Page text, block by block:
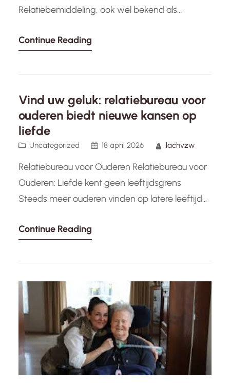
Relatiebemiddeling, ook wel bekend als
populairder wordt in onze moderne
is en online dating vaak oppervlakkig blijkt te
professionele hulp bij het vinden van een
geschikte partner.…
Continue Reading
Vind uw geluk: relatiebureau voor
ouderen biedt nieuwe kansen op
liefde
Uncategorized 18 april 2026 lachvzw
Relatiebureau voor Ouderen Relatiebureau voor
Ouderen: Liefde kent geen leeftijdsgrens
Steeds meer ouderen vinden op latere leeftijd
dankzij relatiebureaus die gespecialiseerd zijn in
relatiebureaus bieden een waardevolle dienst
om hun leven mee te…
Continue Reading